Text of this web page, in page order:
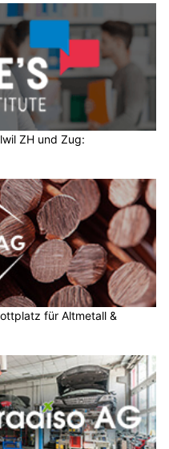
ZH und Zug:
für Altmetall &